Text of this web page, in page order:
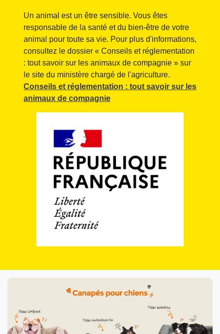
Un animal est un être sensible. Vous êtes
responsable de la santé et du bien-être de votre
animal pour toute sa vie. Pour plus d'informations,
consultez le dossier « Conseils et réglementation
: tout savoir sur les animaux de compagnie » sur
le site du ministère chargé de l'agriculture.
Conseils et réglementation : tout savoir sur les
animaux de compagnie